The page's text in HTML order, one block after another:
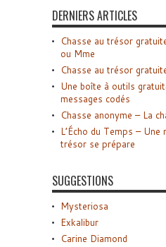
DERNIERS ARTICLES
Chasse au trésor
ou Mme
Chasse au trésor
Une boîte à outils
messages codés
Chasse anonyme – La
L’Écho du Temps – Une
trésor se prépare
SUGGESTIONS
Mysteriosa
Exkalibur
Carine Diamond